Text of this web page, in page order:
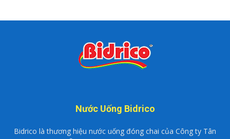
Nước Uống Bidrico
Bidrico là thương hiệu nước uống đóng chai của Công ty Tân